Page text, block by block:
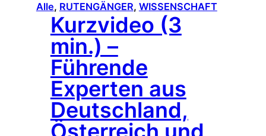
Alle, RUTENGÄNGER, WISSENSCHAFT
Kurzvideo (3
min.) –
Führende
Experten aus
Deutschland,